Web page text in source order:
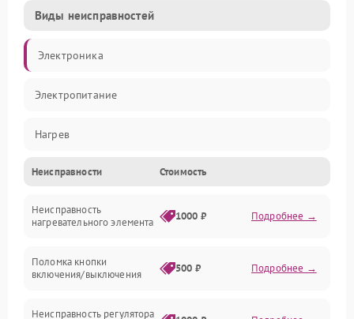
Виды неисправностей
Электроника
Электропитание
Нагрев
Механические повреждения
Неисправности Стоимость
Неисправность
нагревательного элемента
1000 ₽ Подробнее →
Поломка кнопки
включения/выключения
500 ₽ Подробнее →
Неисправность регулятора